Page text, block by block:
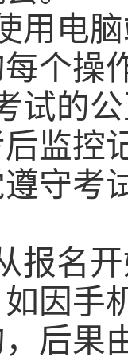
用电
每个操
试的
监控
守考
报名
因手
后果